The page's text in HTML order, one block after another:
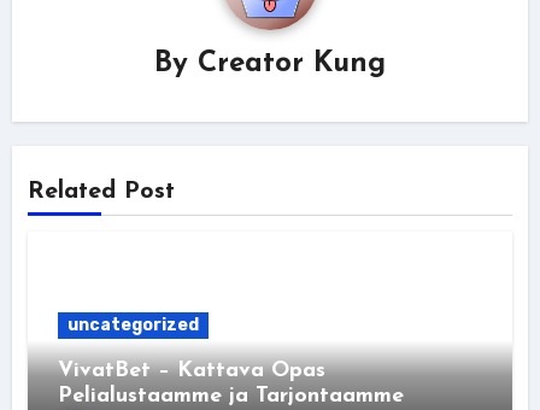
By Creator Kung
Related Post
uncategorized
VivatBet – Kattava Opas
Pelialustaamme ja Tarjontaamme